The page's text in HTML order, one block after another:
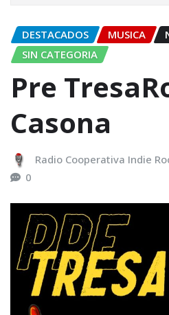
DESTACADOS MUSICA
SIN CATEGORIA
Pre
Casona
Radio Cooperativa Indie
0